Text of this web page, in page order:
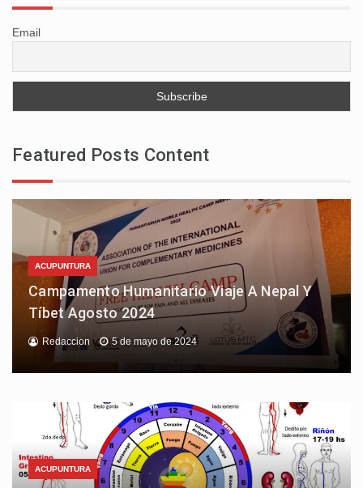
Email
Featured Posts Content
ACUPUNTURA
Campamento Humanitario Viaje A Nepal Y
Tíbet Agosto 2024
Redaccion 5 de mayo de 2024
ACUPUNTURA